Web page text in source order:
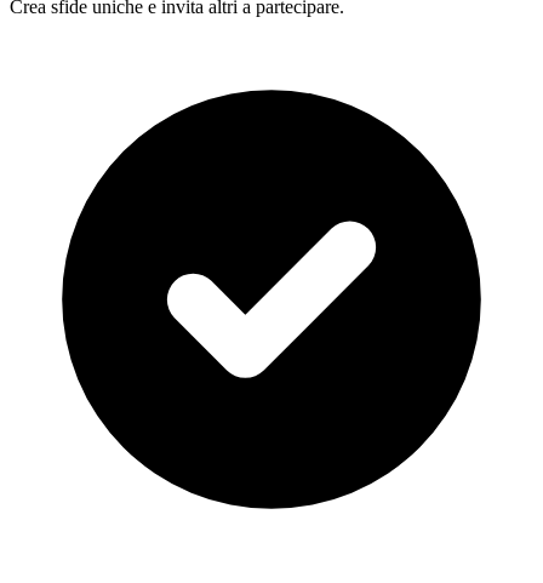
Crea sfide uniche e invita altri a partecipare.